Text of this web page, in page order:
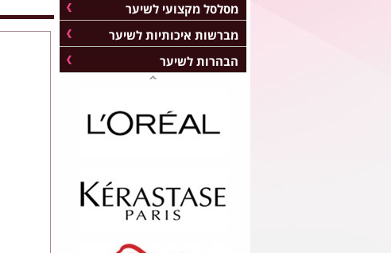
מסלסל מקצועי לשיער
מברשות איכותיות לשיער
הבהרות לשיער